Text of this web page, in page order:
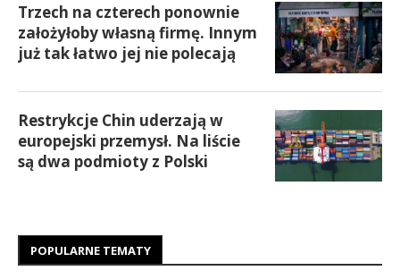
Trzech na czterech ponownie
założyłoby własną firmę. Innym
już tak łatwo jej nie polecają
Restrykcje Chin uderzają w
europejski przemysł. Na liście
są dwa podmioty z Polski
POPULARNE TEMATY